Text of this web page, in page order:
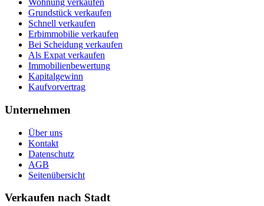
Wohnung verkaufen
Grundstück verkaufen
Schnell verkaufen
Erbimmobilie verkaufen
Bei Scheidung verkaufen
Als Expat verkaufen
Immobilienbewertung
Kapitalgewinn
Kaufvorvertrag
Unternehmen
Über uns
Kontakt
Datenschutz
AGB
Seitenübersicht
Verkaufen nach Stadt